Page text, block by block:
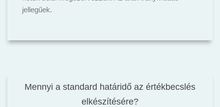
jellegűek.
Mennyi a standard határidő az értékbecslés
elkészítésére?